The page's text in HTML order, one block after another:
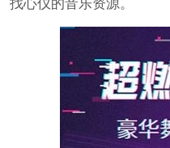
找心仪的音乐资源。